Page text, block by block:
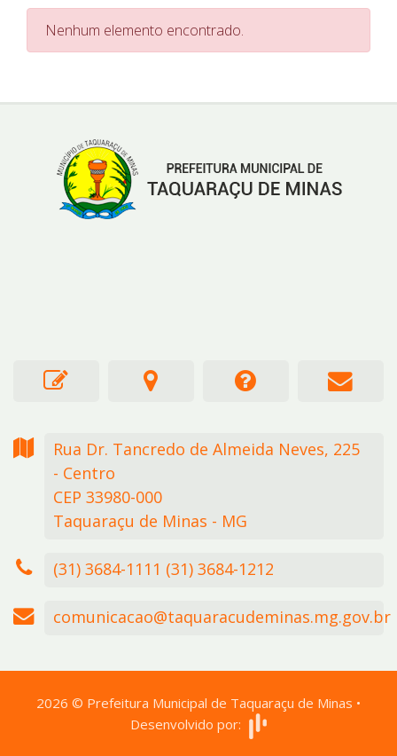
Nenhum elemento encontrado.
Rua Dr. Tancredo de Almeida Neves, 225
- Centro
CEP 33980-000
Taquaraçu de Minas - MG
(31) 3684-1111 (31) 3684-1212
comunicacao@taquaracudeminas.mg.gov.br
2026 © Prefeitura Municipal de Taquaraçu de Minas •
Desenvolvido por: